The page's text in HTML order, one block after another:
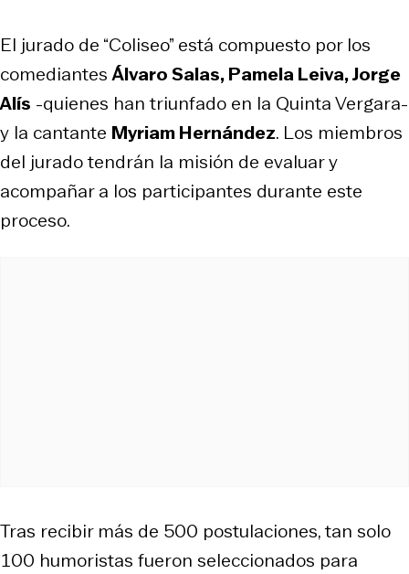
El jurado de “Coliseo” está compuesto por los
comediantesÁlvaro Salas, Pamela Leiva, Jorge
Alís -quienes han triunfado en la Quinta Vergara-
y la cantante Myriam Hernández. Los miembros
del jurado tendrán la misión de evaluar y
acompañar a los participantes durante este
proceso.
Tras recibir más de 500 postulaciones, tan solo
100 humoristas fueron seleccionados para